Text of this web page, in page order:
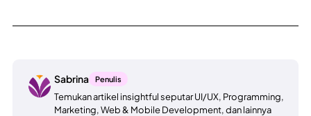
Sabrina Penulis
Temukan artikel insightful seputar UI/UX, Programming,
Marketing, Web & Mobile Development, dan lainnya